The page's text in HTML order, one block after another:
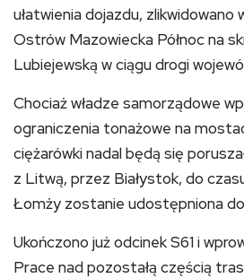
ułatwienia dojazdu, zlikwidowano
Ostrów Mazowiecka Północ na
Lubiejewską w ciągu drogi
Chociaż władze samorządowe
ograniczenia tonażowe na
ciężarówki nadal będą się
z Litwą, przez Białystok, do
Łomży zostanie udostępniona
Ukończono już odcinek S61 i
Prace nad pozostałą częścią